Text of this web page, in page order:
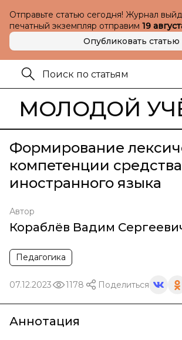
Отправьте статью сегодня! Журнал
печатный экземпляр отправим 19
Опубликовать статью
МОЛОДОЙ
Формирование
компетенции
иностранного языка
Автор
Кораблёв Вадим
Педагогика
07.12.2023 1178 Поделиться
Аннотация